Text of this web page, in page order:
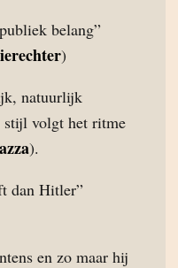
belang”
)
natuurlijk
stijl volgt het ritme
).
dan Hitler”
en zo maar hij